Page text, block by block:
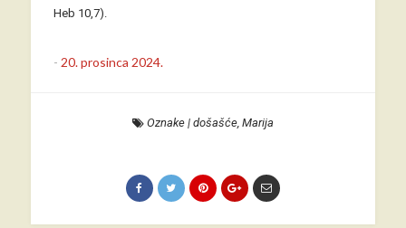
Heb 10,7).
- 20. prosinca 2024.
Oznake| došašće, Marija